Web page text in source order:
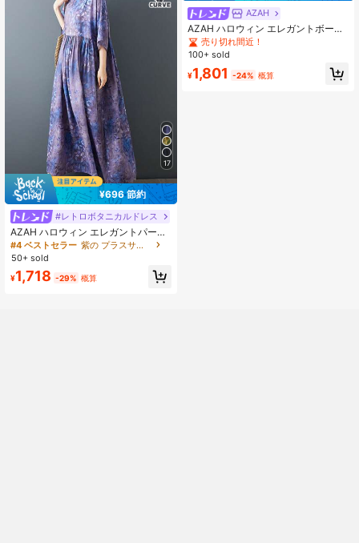
17
¥696 節約
#レトロボタニカルドレス
AZAH ハロウィン エレガントパーテ
ィー ボヘミアンスタイル カジュアル
バケーション エレガントママスタイ
ル デイリーウェア 夏 ラウンドネッ
ク ルーズフィット ワンピース、カジ
ュアル プリント 薄手 ルーズフィッ
#4 ベストセラー
紫の プラスサイズのドレス
50+ sold
¥1,718 -29% 概算
AZAH
AZAH ハロウィン エレガントボール
プラスサイズ パッチワークドレス、
ルーズ 半袖 Aライン コットン サマー
売り切れ間近！
100+ sold
¥1,801 -24% 概算